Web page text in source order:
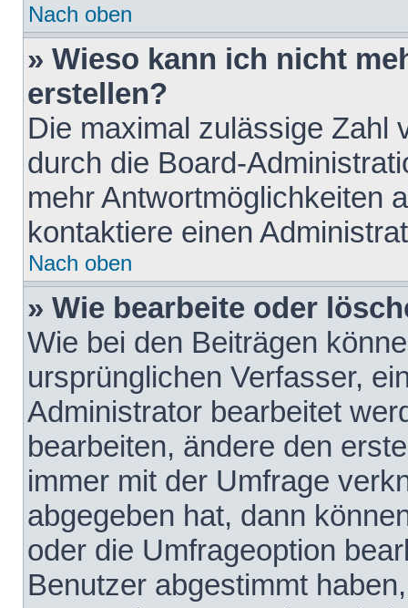
Nach oben
» Wieso kann ich nicht
erstellen?
Die maximal zulässige Zahl
durch die Board-
mehr Antwortmöglichkeiten
kontaktiere einen
Nach oben
» Wie bearbeite oder
Wie bei den Beiträgen
ursprünglichen Verfasser,
Administrator bearbeitet
bearbeiten, ändere den
immer mit der Umfrage
abgegeben hat, dann
oder die Umfrageoption
Benutzer abgestimmt